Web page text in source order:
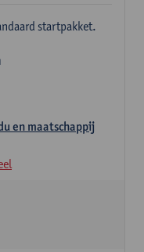
startpakket.
en maatschappij